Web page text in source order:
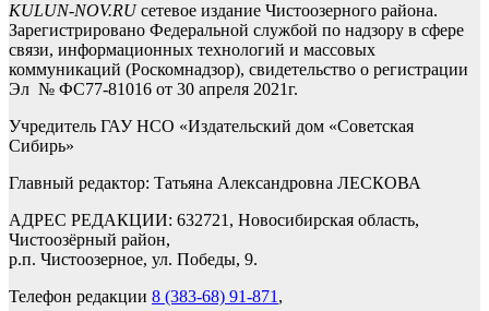
KULUN-NOV.RUсетевое издание Чистоозерного района.
Зарегистрировано Федеральной службой по надзору в сфере
связи, информационных технологий и массовых
коммуникаций (Роскомнадзор), свидетельство о регистрации
Эл № ФС77-81016 от 30 апреля 2021г.
Учредитель ГАУ НСО «Издательский дом «Советская
Сибирь»
Главный редактор: Татьяна Александровна ЛЕСКОВА
АДРЕС РЕДАКЦИИ: 632721, Новосибирская область,
Чистоозёрный район,
р.п. Чистоозерное, ул. Победы, 9.
Телефон редакции 8 (383-68) 91-871 ,